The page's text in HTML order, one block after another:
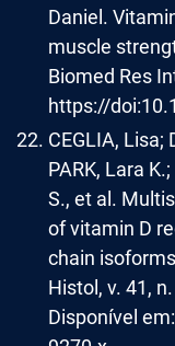
Daniel.
muscle
Biomed Res
https://
CEGLIA, Lisa;
PARK, Lara
S., et al.
of vitamin D
chain
Histol, v. 41,
Disponível